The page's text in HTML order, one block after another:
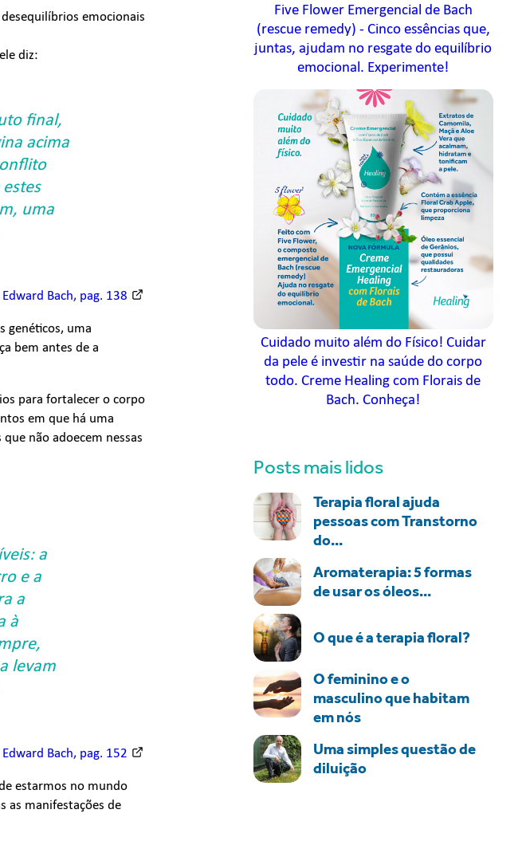
emocionais
diz:
final,
acima
uma
Bach, pag. 138
genéticos, uma
bem antes de a
para fortalecer o corpo
em que há uma
não adoecem nessas
a
e a
a
à
levam
Bach, pag. 152
estarmos no mundo
as manifestações de
Five Flower Emergencial de Bach
(rescue remedy) - Cinco essências que,
juntas, ajudam no resgate do equilíbrio
emocional. Experimente!
Cuidado muito além do Físico! Cuidar
da pele é investir na saúde do corpo
todo. Creme Healing com Florais de
Bach. Conheça!
Posts mais lidos
Terapia floral ajuda
pessoas com Transtorno
do...
Aromaterapia: 5 formas
de usar os óleos...
O que é a terapia floral?
O feminino e o
masculino que habitam
em nós
Uma simples questão de
diluição